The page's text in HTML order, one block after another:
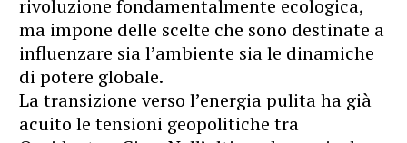
rivoluzione fondamentalmente ecologica,
ma impone delle scelte che sono destinate a
influenzare sia l’ambiente sia le dinamiche
di potere globale.
La transizione verso l’energia pulita ha già
acuito le tensioni geopolitiche tra